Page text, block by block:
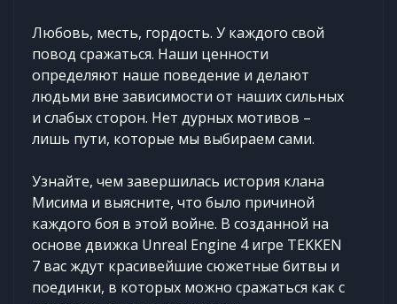
Любовь, месть, гордость. У каждого свой
повод сражаться. Наши ценности
определяют наше поведение и делают
людьми вне зависимости от наших сильных
и слабых сторон. Нет дурных мотивов –
лишь пути, которые мы выбираем сами.
Узнайте, чем завершилась история клана
Мисима и выясните, что было причиной
каждого боя в этой войне. В созданной на
основе движка Unreal Engine 4 игре TEKKEN
7 вас ждут красивейшие сюжетные битвы и
поединки, в которых можно сражаться как с